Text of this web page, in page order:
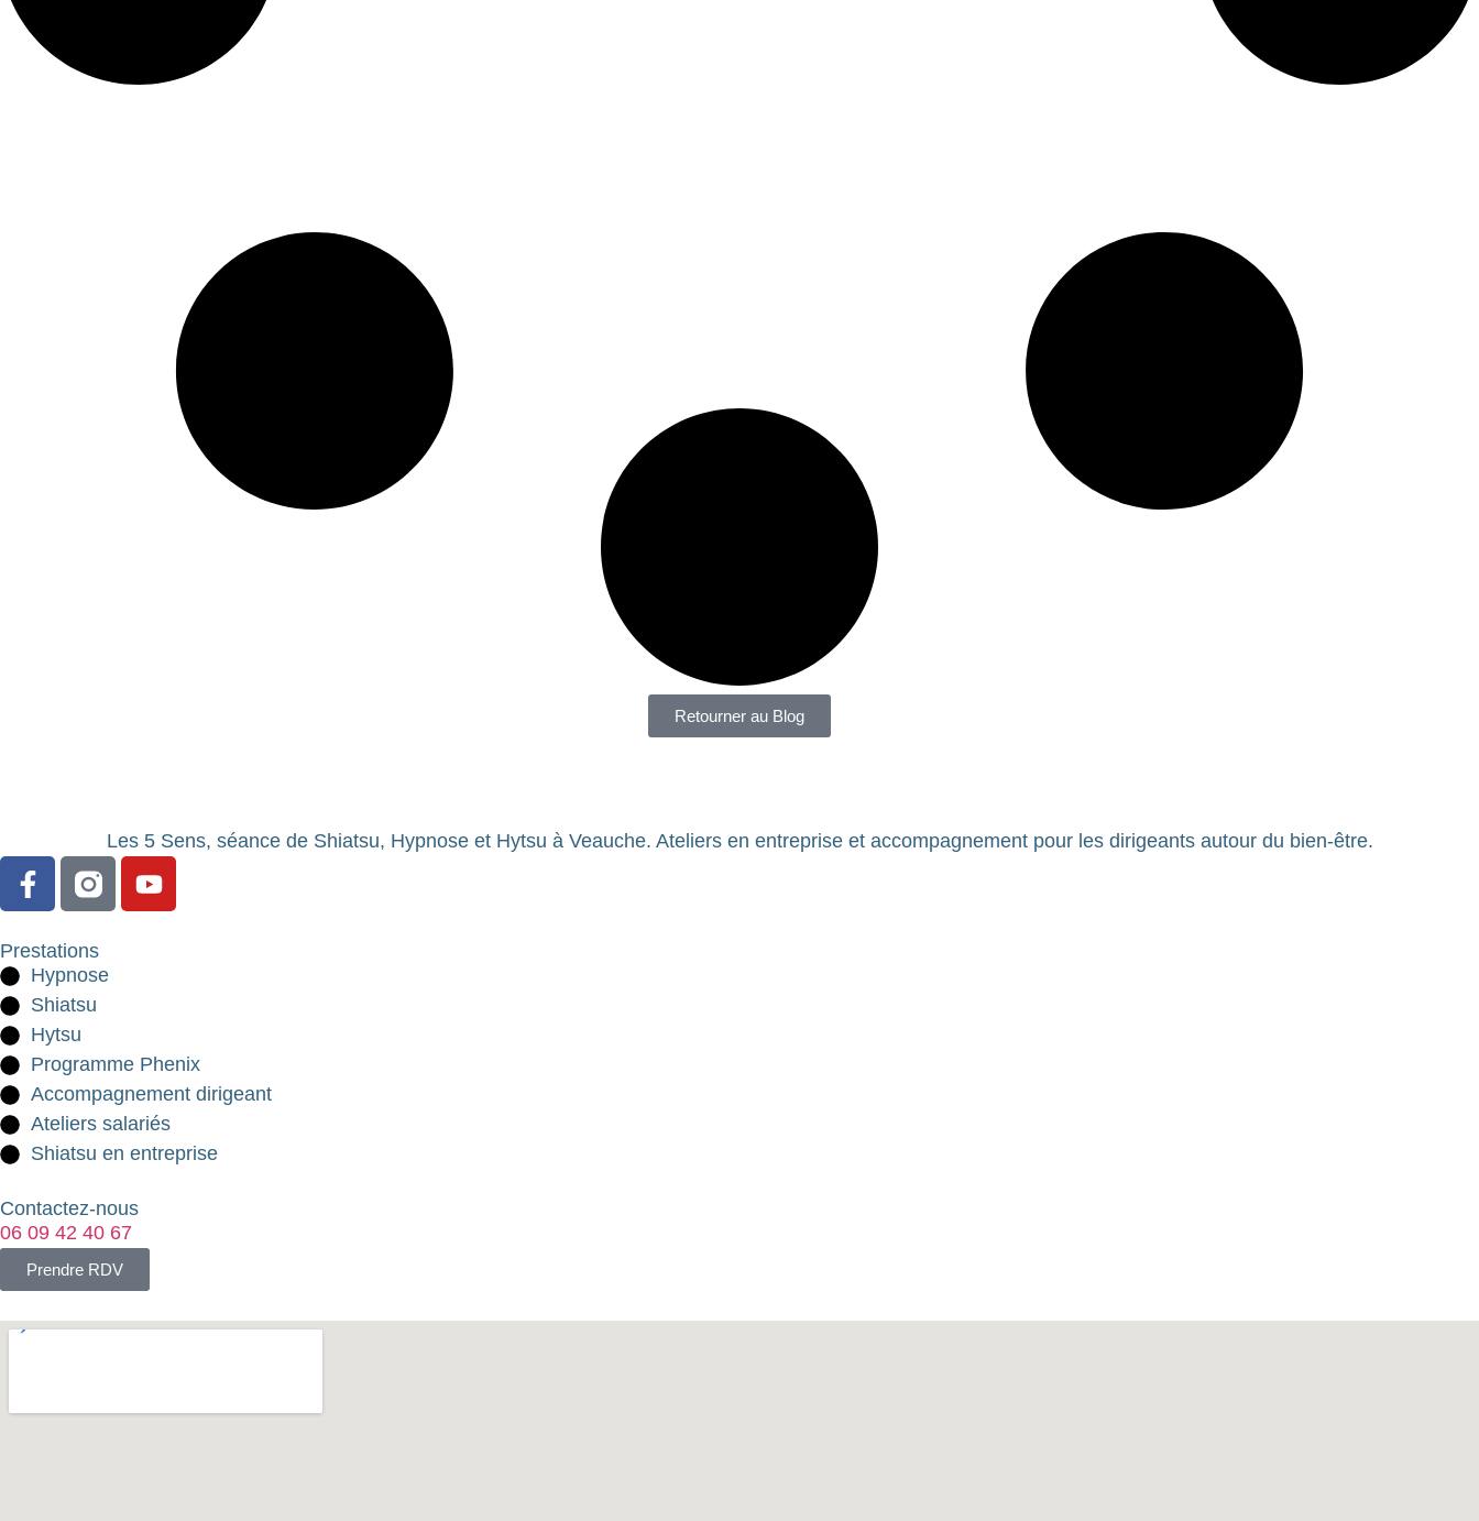
Retourner au Blog
Les 5 Sens, séance de Shiatsu, Hypnose et Hytsu à Veauche. Ateliers en entreprise et accompagnement pour les dirigeants autour du bien-être.
Prestations
Hypnose
Shiatsu
Hytsu
Programme Phenix
Accompagnement dirigeant
Ateliers salariés
Shiatsu en entreprise
Contactez-nous
06 09 42 40 67
Prendre RDV